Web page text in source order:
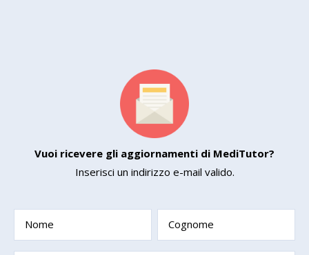
Vuoi ricevere gli aggiornamenti di MediTutor?
Inserisci un indirizzo e-mail valido.
Nome Cognome